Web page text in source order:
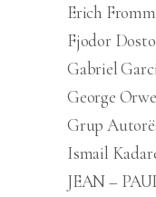
Erich Fromm
Fjodor
Gabriel
George
Grup
Ismail
JEAN –